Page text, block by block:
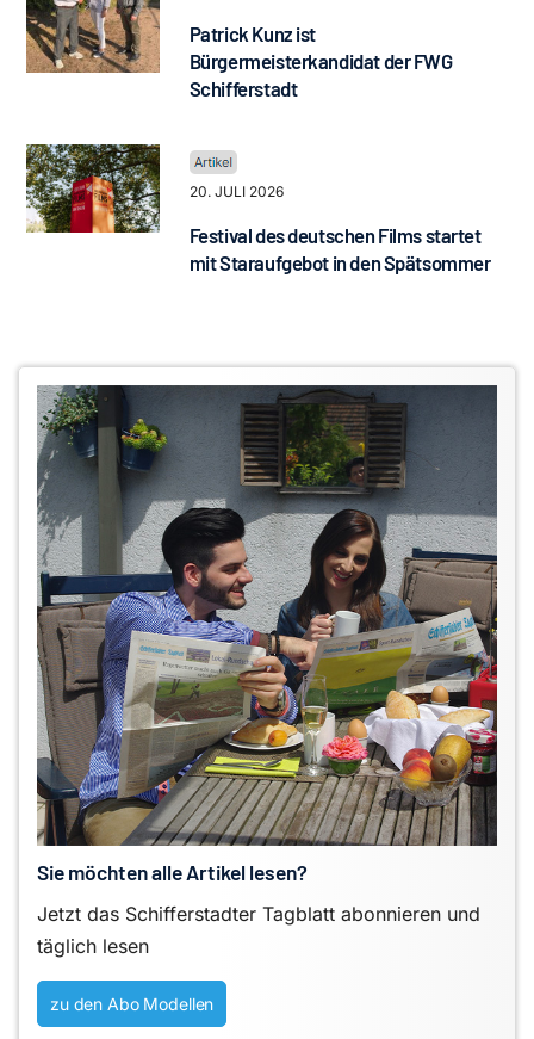
Patrick Kunz ist
Bürgermeisterkandidat der FWG
Schifferstadt
20. JULI 2026
Festival des deutschen Films startet
mit Staraufgebot in den Spätsommer
Sie möchten alle Artikel lesen?
Jetzt das Schifferstadter Tagblatt abonnieren und
täglich lesen
zu den Abo Modellen